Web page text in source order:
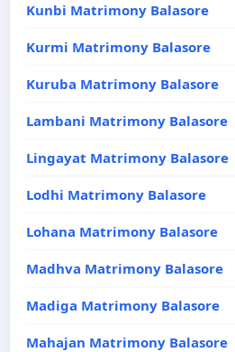
Kunbi Matrimony Balasore
Kurmi Matrimony Balasore
Kuruba Matrimony Balasore
Lambani Matrimony Balasore
Lingayat Matrimony Balasore
Lodhi Matrimony Balasore
Lohana Matrimony Balasore
Madhva Matrimony Balasore
Madiga Matrimony Balasore
Mahajan Matrimony Balasore